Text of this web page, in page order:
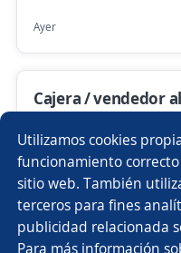
Utilizamos cookies
funcionamiento
sitio web. También
terceros para fines
publicidad relacionada
Para más información
Empleos similares
Logístico/a
Auxiliar de almacén y
Operador/a Bachiller
Auxiliar de almacén carga y
Auxiliar en obra
Buscar es
Ayer
Cajera / vendedor
4.6
Distribuidora
Cali, Valle del Cauca
$ 1.750.915,00 (Mensual)
Contrato a término fijo
Tiempo Completo